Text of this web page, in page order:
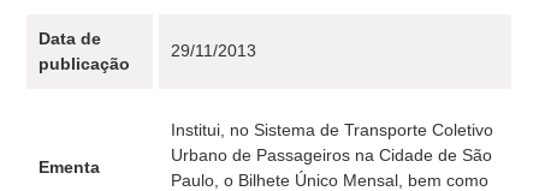
Data de
publicação
29/11/2013
Ementa
Institui, no Sistema de Transporte Coletivo
Urbano de Passageiros na Cidade de São
Paulo, o Bilhete Único Mensal, bem como